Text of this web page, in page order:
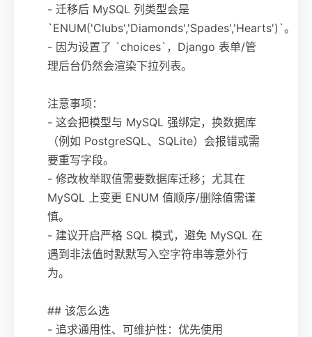
- 迁移后 MySQL 列类型会是
`ENUM('Clubs','Diamonds','Spades','Hearts')`。
- 因为设置了 `choices`，Django 表单/管
理后台仍然会渲染下拉列表。
注意事项：
- 这会把模型与 MySQL 强绑定，换数据库
（例如 PostgreSQL、SQLite）会报错或需
要重写字段。
- 修改枚举取值需要数据库迁移；尤其在
MySQL 上变更 ENUM 值顺序/删除值需谨
慎。
- 建议开启严格 SQL 模式，避免 MySQL 在
遇到非法值时默默写入空字符串等意外行
为。
## 该怎么选
- 追求通用性、可维护性：优先使用